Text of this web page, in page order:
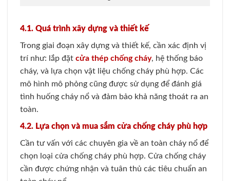
4.1. Quá trình xây dựng và thiết kế
Trong giai đoạn xây dựng và thiết kế, cần xác định vị
trí như: lắp đặt cửa thép chống cháy, hệ thống báo
cháy, và lựa chọn vật liệu chống cháy phù hợp. Các
mô hình mô phỏng cũng được sử dụng để đánh giá
tình huống cháy nổ và đảm bảo khả năng thoát ra an
toàn.
4.2. Lựa chọn và mua sắm cửa chống cháy phù hợp
Cần tư vấn với các chuyên gia về an toàn cháy nổ để
chọn loại cửa chống cháy phù hợp. Cửa chống cháy
cần được chứng nhận và tuân thủ các tiêu chuẩn an